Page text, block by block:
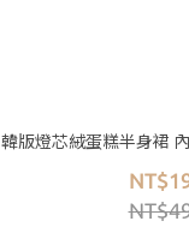
韓版燈芯絨蛋糕半身裙